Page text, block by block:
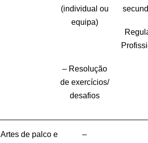
(individual ou
equipa)
– Resolução
de exercícios/
desafios
Artes de palco e
–